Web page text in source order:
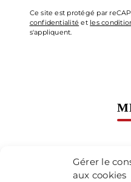
Gérer le
aux cookies
Ce site est protégé par
confidentialité et les
s'appliquent.